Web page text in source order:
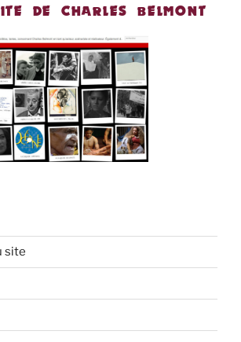
DE CHARLES BELMONT
site